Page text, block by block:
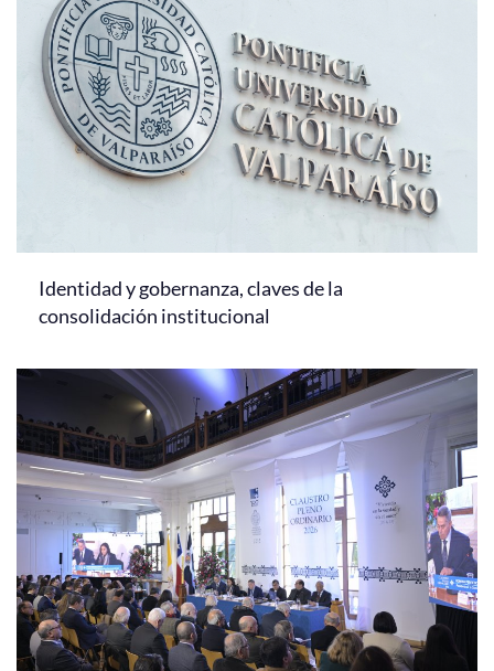
Identidad y gobernanza, claves de la
consolidación institucional